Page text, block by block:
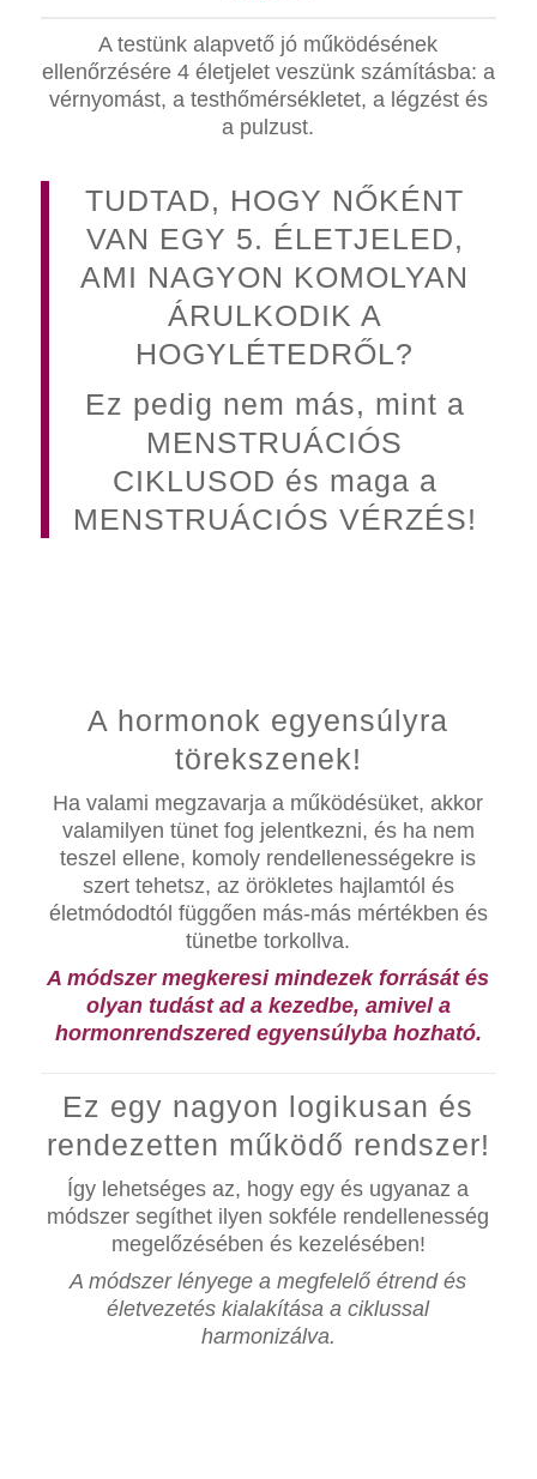
A testünk alapvető jó működésének
ellenőrzésére 4 életjelet veszünk számításba: a
vérnyomást, a testhőmérsékletet, a légzést és
a pulzust.
TUDTAD, HOGY NŐKÉNT
VAN EGY 5. ÉLETJELED,
AMI NAGYON KOMOLYAN
ÁRULKODIK A
HOGYLÉTEDRŐL?
Ez pedig nem más, mint a
MENSTRUÁCIÓS
CIKLUSOD és maga a
MENSTRUÁCIÓS VÉRZÉS!
A hormonok egyensúlyra
törekszenek!
Ha valami megzavarja a működésüket, akkor
valamilyen tünet fog jelentkezni, és ha nem
teszel ellene, komoly rendellenességekre is
szert tehetsz, az örökletes hajlamtól és
életmódodtól függően más-más mértékben és
tünetbe torkollva.
A módszer megkeresi mindezek forrását és
olyan tudást ad a kezedbe, amivel a
hormonrendszered egyensúlyba hozható.
Ez egy nagyon logikusan és
rendezetten működő rendszer!
Így lehetséges az, hogy egy és ugyanaz a
módszer segíthet ilyen sokféle rendellenesség
megelőzésében és kezelésében!
A módszer lényege a megfelelő étrend és
életvezetés kialakítása a ciklussal
harmonizálva.